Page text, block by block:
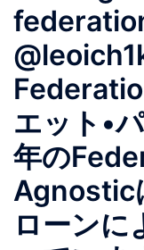
エット•
年の
Agnostic
ローンに